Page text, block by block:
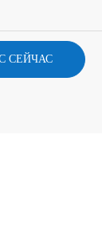
СЕЙЧАС